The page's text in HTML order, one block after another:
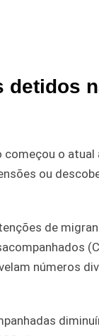
detidos
começou o
ou
de
números